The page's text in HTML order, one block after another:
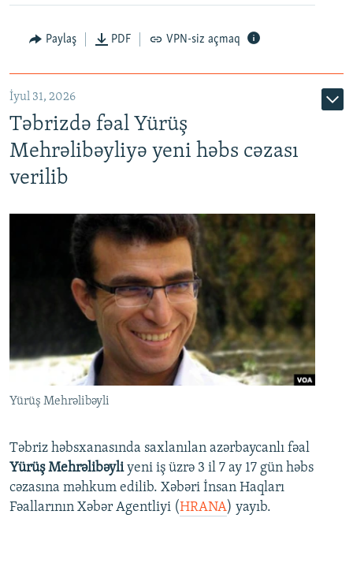
Paylaş PDF VPN-siz açmaq
İyul 31, 2026
Təbrizdə fəal Yürüş
Mehrəlibəyliyə yeni həbs cəzası
verilib
Yürüş Mehrəlibəyli
Təbriz həbsxanasında saxlanılan azərbaycanlı fəal
Yürüş Mehrəlibəyliyeni iş üzrə 3 il 7 ay 17 gün həbs
cəzasına məhkum edilib. Xəbəri İnsan Haqları
Fəallarının Xəbər Agentliyi (HRANA) yayıb.